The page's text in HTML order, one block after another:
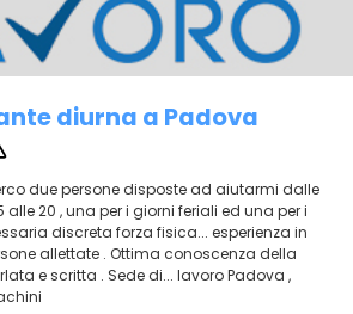
diurna a Padova
due persone disposte ad aiutarmi dalle
alle 20 , una per i giorni feriali ed una per i
discreta forza fisica... esperienza in
allettate . Ottima conoscenza della
e scritta . Sede di... lavoro Padova ,